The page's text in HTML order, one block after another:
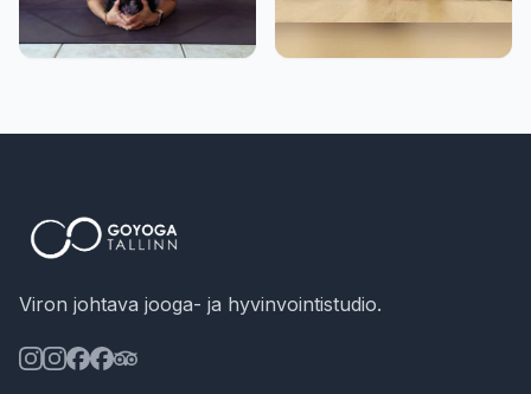
Viron johtava jooga- ja hyvinvointistudio.